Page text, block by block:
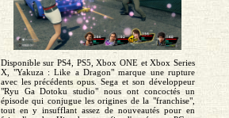
Disponible sur PS4, PS5, Xbox ONE et Xbox Series
X, "Yakuza : Like a Dragon" marque une rupture
avec les précédents opus. Sega et son développeur
"Ryu Ga Dotoku studio" nous ont concoctés un
épisode qui conjugue les origines de la "franchise",
tout en y insufflant assez de nouveautés pour en